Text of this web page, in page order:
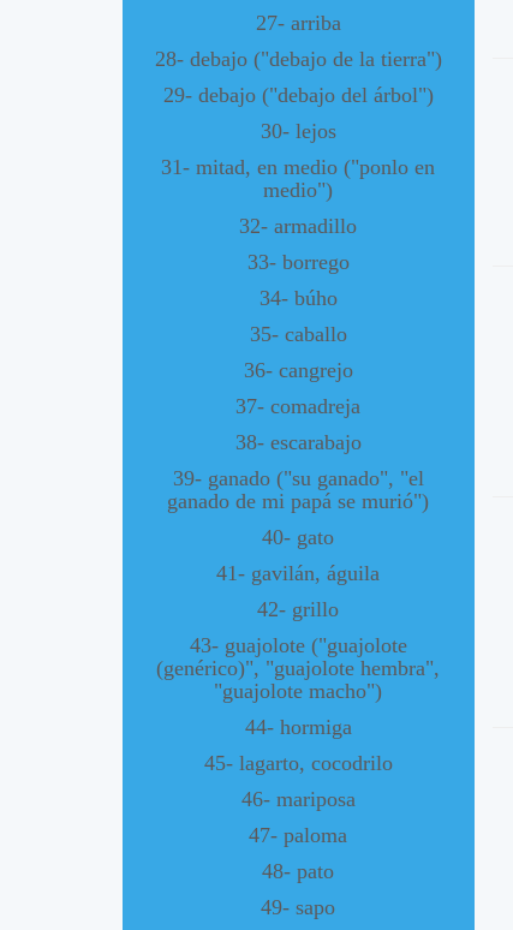
27- arriba
28- debajo ("debajo de la tierra")
29- debajo ("debajo del árbol")
30- lejos
31- mitad, en medio ("ponlo en
medio")
32- armadillo
33- borrego
34- búho
35- caballo
36- cangrejo
37- comadreja
38- escarabajo
39- ganado ("su ganado", "el
ganado de mi papá se murió")
40- gato
41- gavilán, águila
42- grillo
43- guajolote ("guajolote
(genérico)", "guajolote hembra",
"guajolote macho")
44- hormiga
45- lagarto, cocodrilo
46- mariposa
47- paloma
48- pato
49- sapo